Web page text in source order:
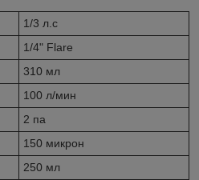
1/3 л.с
1/4" Flare
310 мл
100 л/мин
2 па
150 микрон
250 мл